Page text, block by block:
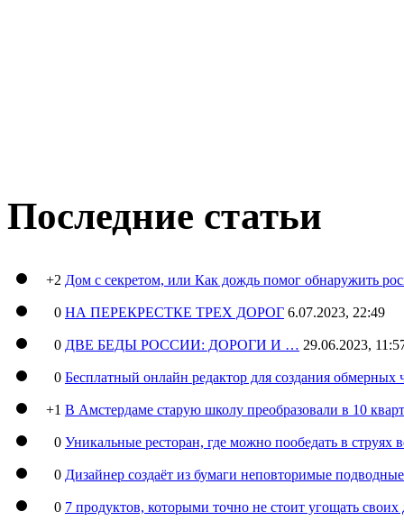
Последние статьи
+2 Дом с секретом, или Как дождь помог обнаружить
0 НА ПЕРЕКРЕСТКЕ ТРЕХ ДОРОГ 6.07.2023, 22:49
0 ДВЕ БЕДЫ РОССИИ: ДОРОГИ И … 29.06.2023,
0 Бесплатный онлайн редактор для создания обмерных
+1 В Амстердаме старую школу преобразовали в 10
0 Уникальные ресторан, где можно пообедать в струях
0 Дизайнер создаёт из бумаги неповторимые
0 7 продуктов, которыми точно не стоит угощать